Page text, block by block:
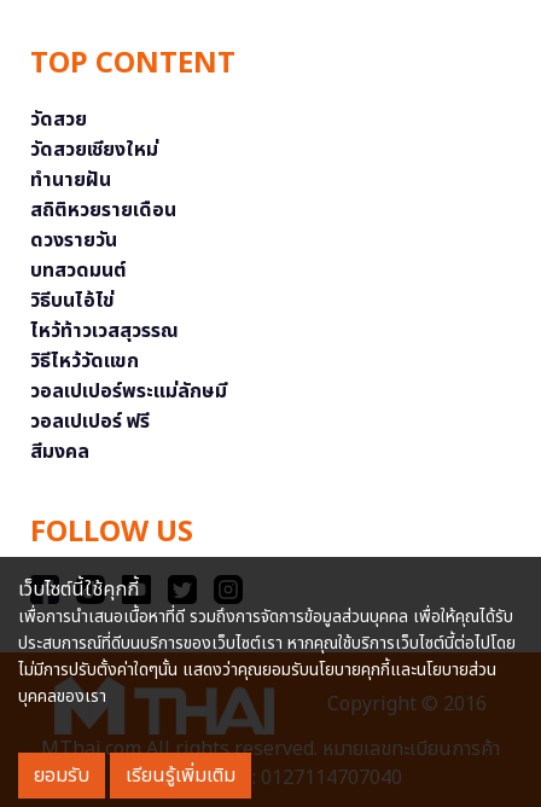
TOP CONTENT
วัดสวย
วัดสวยเชียงใหม่
ทำนายฝัน
สถิติหวยรายเดือน
ดวงรายวัน
บทสวดมนต์
วิธีบนไอ้ไข่
ไหว้ท้าวเวสสุวรรณ
วิธีไหว้วัดแขก
วอลเปเปอร์พระแม่ลักษมี
วอลเปเปอร์ ฟรี
สีมงคล
FOLLOW US
Copyright © 2016
MThai.com All rights reserved. หมายเลขทะเบียนการค้า
อิเล็กทรอนิกส์ : 0127114707040
เว็บไซต์นี้ใช้คุกกี้
เพื่อการนำเสนอเนื้อหาที่ดี รวมถึงการจัดการข้อมูลส่วนบุคคล เพื่อให้คุณได้รับ
ประสบการณ์ที่ดีบนบริการของเว็บไซต์เรา หากคุณใช้บริการเว็บไซต์นี้ต่อไปโดย
ไม่มีการปรับตั้งค่าใดๆนั้น แสดงว่าคุณยอมรับนโยบายคุกกี้และนโยบายส่วน
บุคคลของเรา
ยอมรับ เรียนรู้เพิ่มเติม